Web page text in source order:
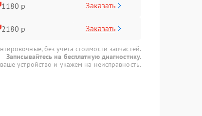
1180 р Заказать
2180 р Заказать
без учета стоимости запчастей.
Записывайтесь на бесплатную диагностику.
устройство и укажем на неисправность.